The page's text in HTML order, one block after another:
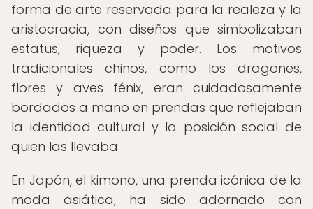
forma de arte reservada para la realeza y la
aristocracia, con diseños que simbolizaban
estatus, riqueza y poder. Los motivos
tradicionales chinos, como los dragones,
flores y aves fénix, eran cuidadosamente
bordados a mano en prendas que reflejaban
la identidad cultural y la posición social de
quien las llevaba.
En Japón, el kimono, una prenda icónica de la
moda asiática, ha sido adornado con